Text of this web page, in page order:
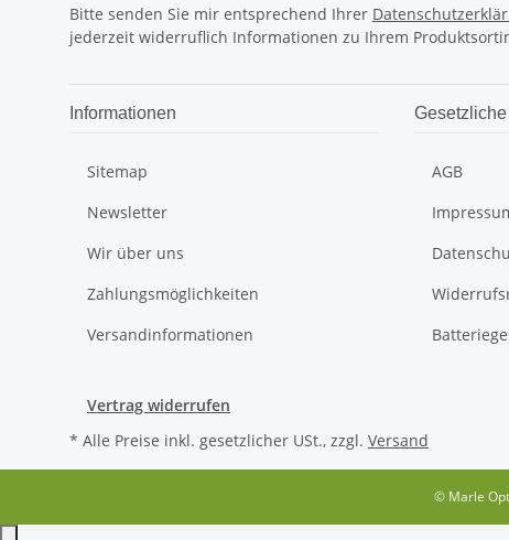
Bitte senden Sie mir entsprechend Ihrer
jederzeit widerruflich Informationen zu Ihrem
Informationen
Sitemap
Newsletter
Wir über uns
Zahlungsmöglichkeiten
Versandinformationen
AGB
Vertrag widerrufen
* Alle Preise inkl. gesetzlicher USt., zzgl. Versand
© Marle